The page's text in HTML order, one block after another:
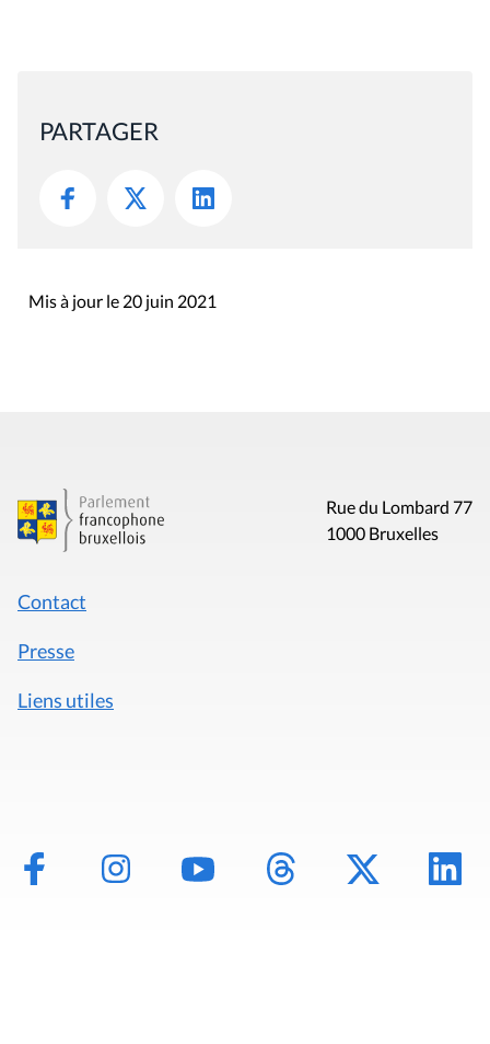
PARTAGER
Mis à jour le 20 juin 2021
Rue du Lombard 77
1000 Bruxelles
Contact
Presse
Liens utiles